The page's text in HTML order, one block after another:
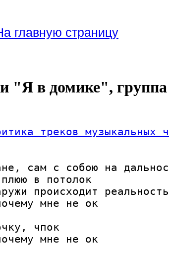
главную страницу
"Я в домике",
треков музыкальных
сам с собою на
в потолок
происходит реальность
мне не ок
чпок
мне не ок